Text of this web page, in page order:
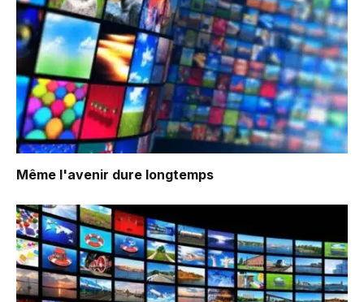
Même l'avenir dure longtemps